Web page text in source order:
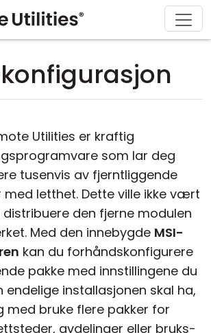
Utilities er kraftig
som lar deg
tusenvis av fjerntliggende
letthet. Dette ville ikke vært
den fjerne modulen
Med den innebygde MSI-
kan du forhåndskonfigurere
pakke med innstillingene du
endelige installasjonen skal ha,
med bruke flere pakker for
avdelinger eller bruks-
Produkt
støtte
detaljhandel
regjering
Last ned
Kjøp
Støtte
Om